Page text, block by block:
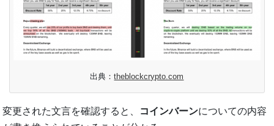
出典：theblockcrypto.com
変更された文言を確認すると、 コインバーンについての内容